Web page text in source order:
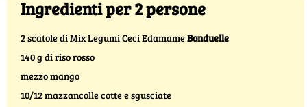
Ingredienti per 2 persone
2 scatole di Mix Legumi Ceci EdamameBonduelle
140 g di riso rosso
mezzo mango
10/12 mazzancolle cotte e sgusciate